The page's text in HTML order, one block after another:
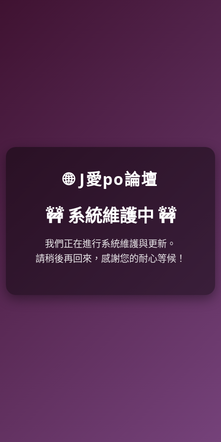
🌐 J愛po論壇
🚧 系統維護中 🚧
我們正在進行系統維護與更新。
請稍後再回來，感謝您的耐心等候！